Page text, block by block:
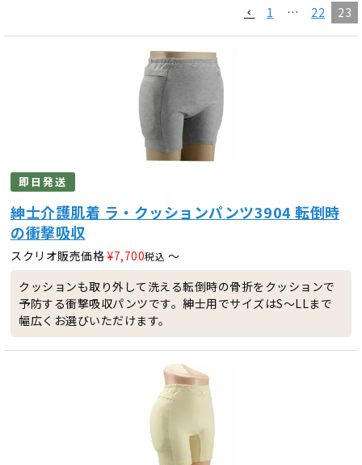
1
… 22 23
即日発送
紳士介護肌着 ラ・クッションパンツ3904 転倒時
の衝撃吸収
スクリオ販売価格 ¥7,700税込 〜
クッションも取り外して洗える転倒時の骨折をクッションで
予防する衝撃吸収パンツです。紳士用でサイズはS～LLまで
幅広くお選びいただけます。